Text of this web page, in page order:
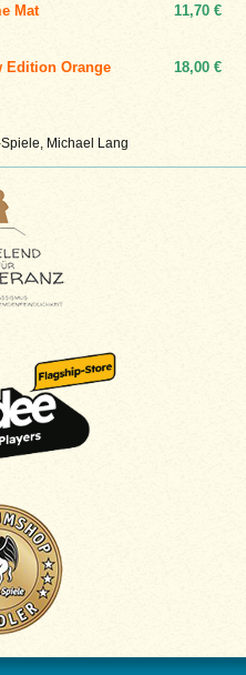
Michael Lang
Mat
11,70 €
Edition Orange
18,00 €